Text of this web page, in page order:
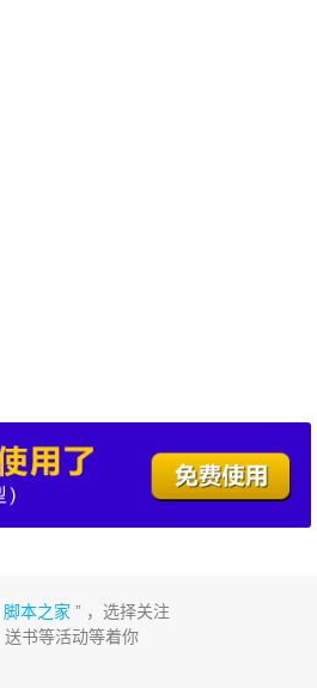
脚本之家 ” ，选择关注
书等活动等着你